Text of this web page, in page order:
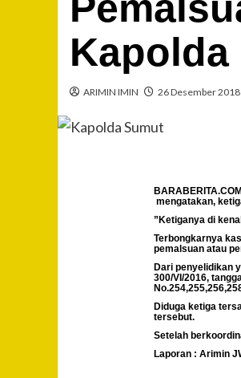
Kapolda
ARIMIN IMIN 26 Desember 2018
mengatakan,
”Ketiganya di
Terbongkarnya
pemalsuan atau
Dari penyelidikan
300/VI/2016,
Diduga ketiga
tersebut.
Setelah
Laporan : Arimin